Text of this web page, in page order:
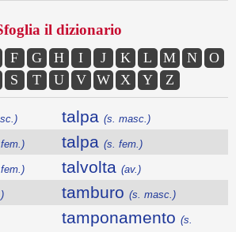
il dizionario
F G H I J K L M N
O
S T U V W X Y Z
talpa (s. masc.)
talpa (s. fem.)
talvolta (av.)
tamburo (s. masc.)
tamponamento (s.